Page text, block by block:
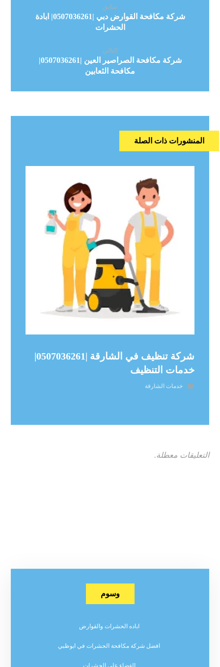
سابق
شركة مكافحة القوارض دبي |0507036261| ابادة
الحشرات
التالي
شركة مكافحة الصراصير العين |0507036261|
مكافحة الثعابين
المنشورات ذات الصلة
شركة تنظيف في الشارقة |0507036261|
خدمات التنظيف
خدمات الشارقة
التعليقات معطلة.
وسوم
اباده الحشرات والقوارض
افضل شركة مكافحة الحشرات في ابوظبي
القضاء على الحشرات